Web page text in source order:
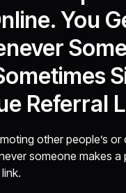
You
Referral
other people’s or
someone makes a